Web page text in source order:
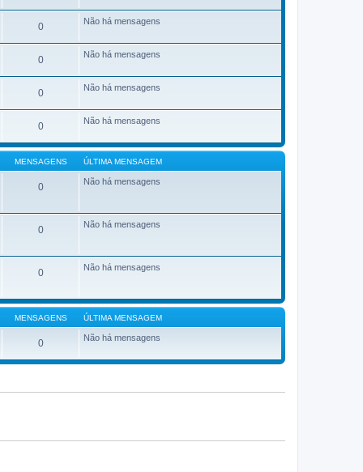
m
i
m
m
e
g
m
0 Não há mensagens
0 Não há mensagens
0 Não há mensagens
0 Não há mensagens
MENSAGENS ÚLTIMA MENSAGEM
0 Não há mensagens
0 Não há mensagens
0 Não há mensagens
MENSAGENS ÚLTIMA MENSAGEM
0 Não há mensagens